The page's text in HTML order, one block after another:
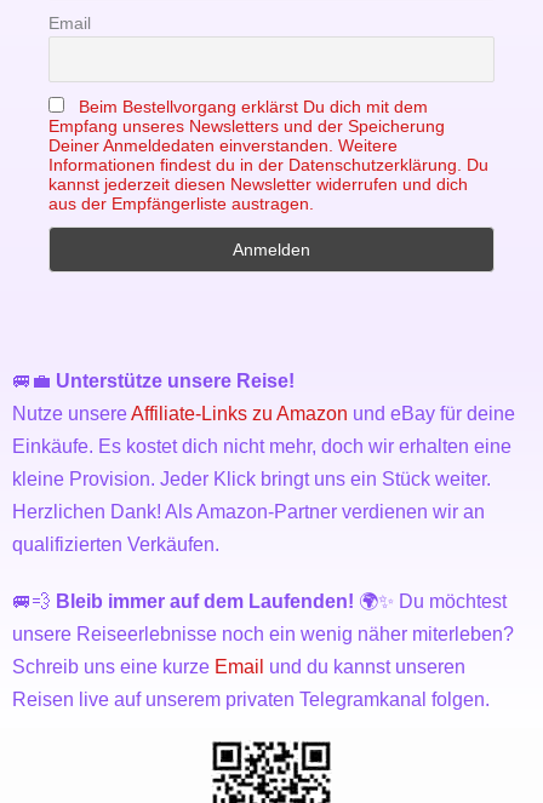
Email
Beim Bestellvorgang erklärst Du dich mit dem
Empfang unseres Newsletters und der Speicherung
Deiner Anmeldedaten einverstanden. Weitere
Informationen findest du in der Datenschutzerklärung. Du
kannst jederzeit diesen Newsletter widerrufen und dich
aus der Empfängerliste austragen.
🚐💼 Unterstütze unsere Reise!
Nutze unsereAffiliate-Links zu Amazon und eBay für deine
Einkäufe. Es kostet dich nicht mehr, doch wir erhalten eine
kleine Provision. Jeder Klick bringt uns ein Stück weiter.
Herzlichen Dank! Als Amazon-Partner verdienen wir an
qualifizierten Verkäufen.
🚐💨 Bleib immer auf dem Laufenden! 🌍✨ Du möchtest
unsere Reiseerlebnisse noch ein wenig näher miterleben?
Schreib uns eine kurze Email und du kannst unseren
Reisen live auf unserem privaten Telegramkanal folgen.